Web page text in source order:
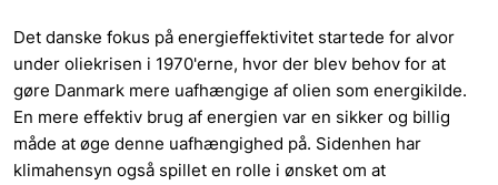
Det danske fokus på energieffektivitet startede for alvor
under oliekrisen i 1970'erne, hvor der blev behov for at
gøre Danmark mere uafhængige af olien som energikilde.
En mere effektiv brug af energien var en sikker og billig
måde at øge denne uafhængighed på. Sidenhen har
klimahensyn også spillet en rolle i ønsket om at